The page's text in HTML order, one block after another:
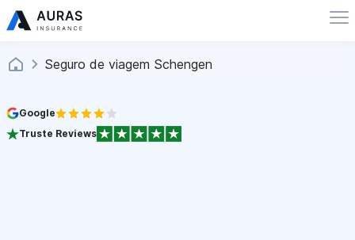
Seguro de viagem Schengen
Google
Truste Reviews